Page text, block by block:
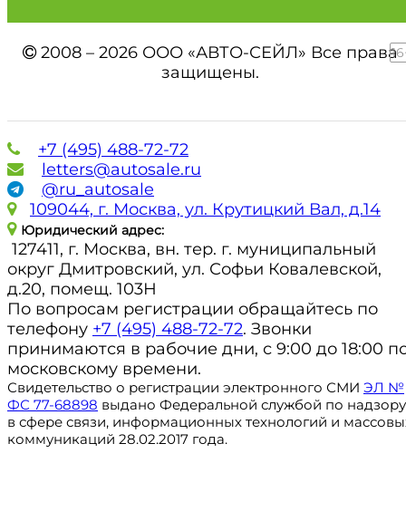
2008 – 2026 ООО «АВТО-СЕЙЛ» Все права
защищены.
+7 (495) 488-72-72
letters@autosale.ru
@ru_autosale
109044, г. Москва, ул. Крутицкий Вал, д.14
Юридический адрес:
127411, г. Москва, вн. тер. г. муниципальный
округ Дмитровский, ул. Софьи Ковалевской,
д.20, помещ. 103Н
По вопросам регистрации обращайтесь по
телефону +7 (495) 488-72-72. Звонки
принимаются в рабочие дни, с 9:00 до 18:00
московскому времени.
Свидетельство о регистрации электронного СМИ ЭЛ №
ФС 77-68898 выдано Федеральной службой по надзору
в сфере связи, информационных технологий и
коммуникаций 28.02.2017 года.